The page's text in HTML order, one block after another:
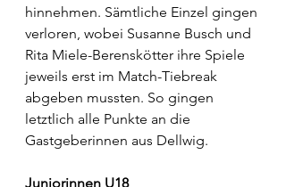
hinnehmen. Sämtliche Einzel gingen
verloren, wobei Susanne Busch und
Rita Miele-Berenskötter ihre Spiele
jeweils erst im Match-Tiebreak
abgeben mussten. So gingen
letztlich alle Punkte an die
Gastgeberinnen aus Dellwig.
Juniorinnen U18